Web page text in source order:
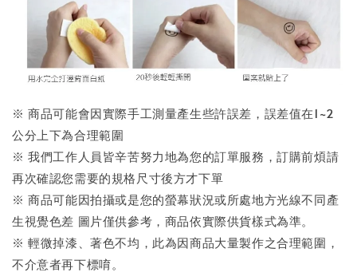
※ 商品可能會因實際手工測量產生些許誤差，誤差值在1~2
公分上下為合理範圍
※ 我們工作人員皆辛苦努力地為您的訂單服務，訂購前煩請
再次確認您需要的規格尺寸後方才下單
※ 商品可能因拍攝或是您的螢幕狀況或所處地方光線不同產
生視覺色差 圖片僅供參考，商品依實際供貨樣式為準。
※ 輕微掉漆、著色不均，此為因商品大量製作之合理範圍，
不介意者再下標唷。